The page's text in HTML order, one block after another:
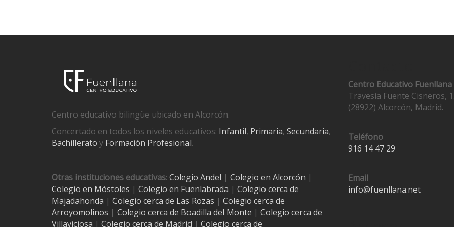
Centro educativo bilingüe ubicado en Alcorcón.
Concertado en todos los niveles educativos: Infantil, Primaria, Secundaria,
Bachillerato y Formación Profesional.
Otras instituciones educativas: Colegio Andel | Colegio en Alcorcón |
Colegio en Móstoles | Colegio en Fuenlabrada | Colegio cerca de
Majadahonda | Colegio cerca de Las Rozas | Colegio cerca de
Arroyomolinos | Colegio cerca de Boadilla del Monte | Colegio cerca de
Villaviciosa | Colegio cerca de Madrid | Colegio cerca de
Centro Educativo Fuenllana
Travesía Fuente Cisneros,
(28922) Alcorcón, Madrid.
Teléfono
916 14 47 29
Email
info@fuenllana.net